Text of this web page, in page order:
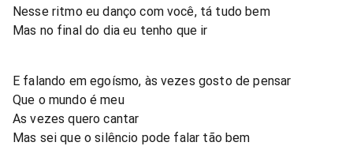
Nesse ritmo eu danço com você, tá tudo bem
Mas no final do dia eu tenho que ir
E falando em egoísmo, às vezes gosto de pensar
Que o mundo é meu
As vezes quero cantar
Mas sei que o silêncio pode falar tão bem